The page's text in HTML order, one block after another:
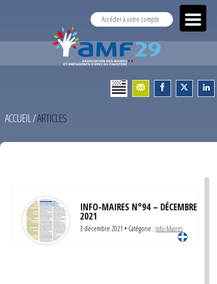
Accéder à votre compte
ACCUEIL/ARTICLES
INFO-MAIRES N°94 – DÉCEMBRE
2021
3 décembre 2021 • Catégorie : Info-Maires